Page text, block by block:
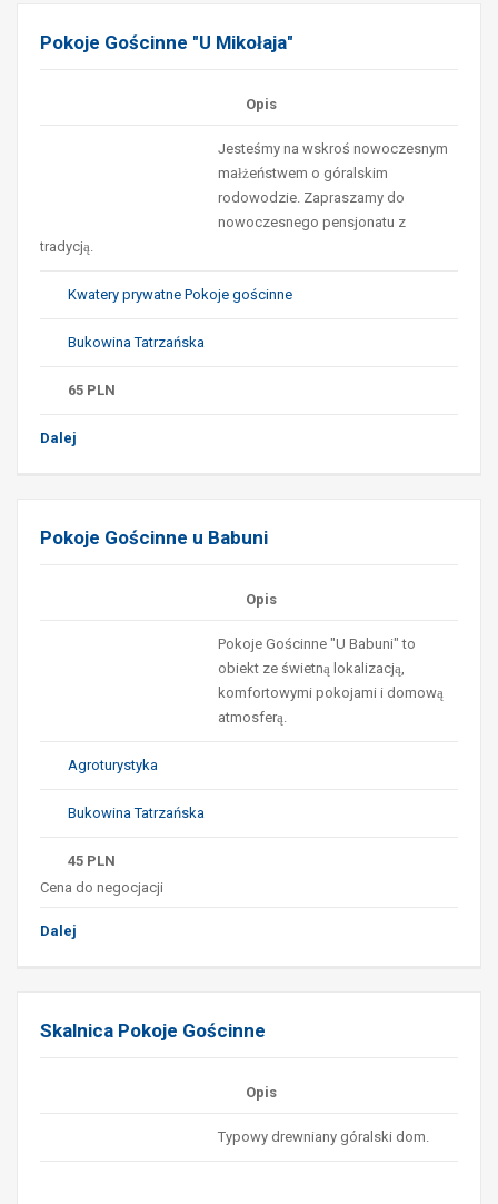
Pokoje Gościnne "U Mikołaja"
Opis
Jesteśmy na wskroś nowoczesnym
małżeństwem o góralskim
rodowodzie. Zapraszamy do
nowoczesnego pensjonatu z
tradycją.
Kwatery prywatne Pokoje gościnne
Bukowina Tatrzańska
65 PLN
Dalej
Pokoje Gościnne u Babuni
Opis
Pokoje Gościnne "U Babuni" to
obiekt ze świetną lokalizacją,
komfortowymi pokojami i domową
atmosferą.
Agroturystyka
Bukowina Tatrzańska
45 PLN
Cena do negocjacji
Dalej
Skalnica Pokoje Gościnne
Opis
Typowy drewniany góralski dom.